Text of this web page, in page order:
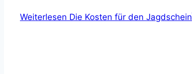
Weiterlesen Die Kosten für den Jagdschein